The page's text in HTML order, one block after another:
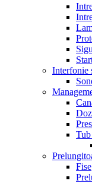
Interfonie
Fise